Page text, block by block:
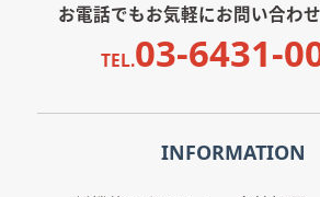
お電話でもお気軽にお問い合わ
TEL.03-6431-
INFORMATION